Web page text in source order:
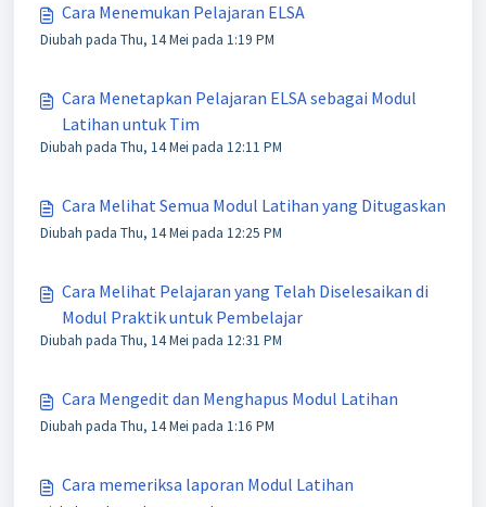
Cara Menemukan Pelajaran ELSA
Diubah pada Thu, 14 Mei pada 1:19 PM
Cara Menetapkan Pelajaran ELSA sebagai Modul
Latihan untuk Tim
Diubah pada Thu, 14 Mei pada 12:11 PM
Cara Melihat Semua Modul Latihan yang Ditugaskan
Diubah pada Thu, 14 Mei pada 12:25 PM
Cara Melihat Pelajaran yang Telah Diselesaikan di
Modul Praktik untuk Pembelajar
Diubah pada Thu, 14 Mei pada 12:31 PM
Cara Mengedit dan Menghapus Modul Latihan
Diubah pada Thu, 14 Mei pada 1:16 PM
Cara memeriksa laporan Modul Latihan